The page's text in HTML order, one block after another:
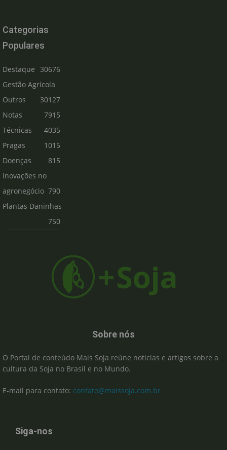
Categorias
Populares
Destaque
30676
Gestão Agrícola
30127
Outros
7915
Notas
Técnicas
4035
Pragas
1015
Doenças
815
Inovações no
agronegócio 790
Plantas Daninhas
750
Sobre nós
O Portal de conteúdo Mais Soja reúne noticias e artigos sobre a
cultura da Soja no Brasil e no Mundo.
E-mail para contato: contato@maissoja.com.br
Siga-nos